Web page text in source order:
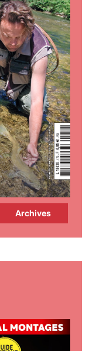
Archives